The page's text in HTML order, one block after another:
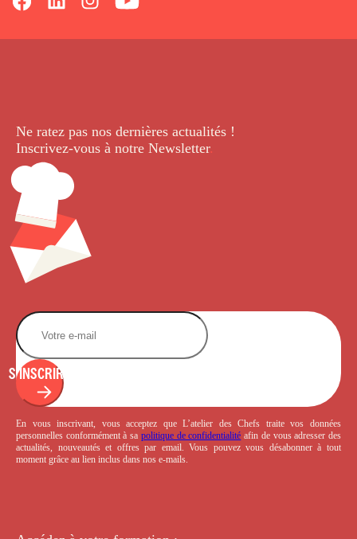
Ne ratez pas nos dernières actualités !
Inscrivez-vous à notre Newsletter.
S'INSCRIRE
En vous inscrivant, vous acceptez que L’atelier des Chefs traite vos données
personnelles conformément à sa politique de confidentialité afin de vous adresser des
actualités, nouveautés et offres par email. Vous pouvez vous désabonner à tout
moment grâce au lien inclus dans nos e-mails.